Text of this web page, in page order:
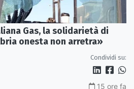
Gas, la solidarietà di
onesta non arretra»
Condividi su:
15 ore fa